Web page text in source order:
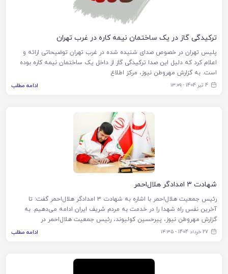
ترکیدگی گاز در یک ساختمان نیمه کاره در غرب تهران
پلیس تهران در خصوص صدای شنیده شده در غرب تهران توضیحاتی ارائه و
اعلام کرد که دلیل این صدا ترکیدگی گاز از داخل یک ساختمان نیمه کاره بوده
است. به گزارش مهروطن نیوز، مرکز اطلاع
4 تیر 1404 - ۱۳:۰۹ ادامه مطلب
شهادت ۳ امدادگر هلال‌احمر
رئیس جمعیت هلال‌احمر با اشاره به شهادت ۳ امدادگر هلال‌احمر گفت: تا
آخرین نفس راه شهدا را در خدمت به مردم شریف ایران ادامه می‌دهیم. به
گزارش مهروطن نیوز، پیرحسین کولیوند، رئیس جمعیت هلال‌احمر در
27 خرداد 1404 - ۱۴:۳۵ ادامه مطلب